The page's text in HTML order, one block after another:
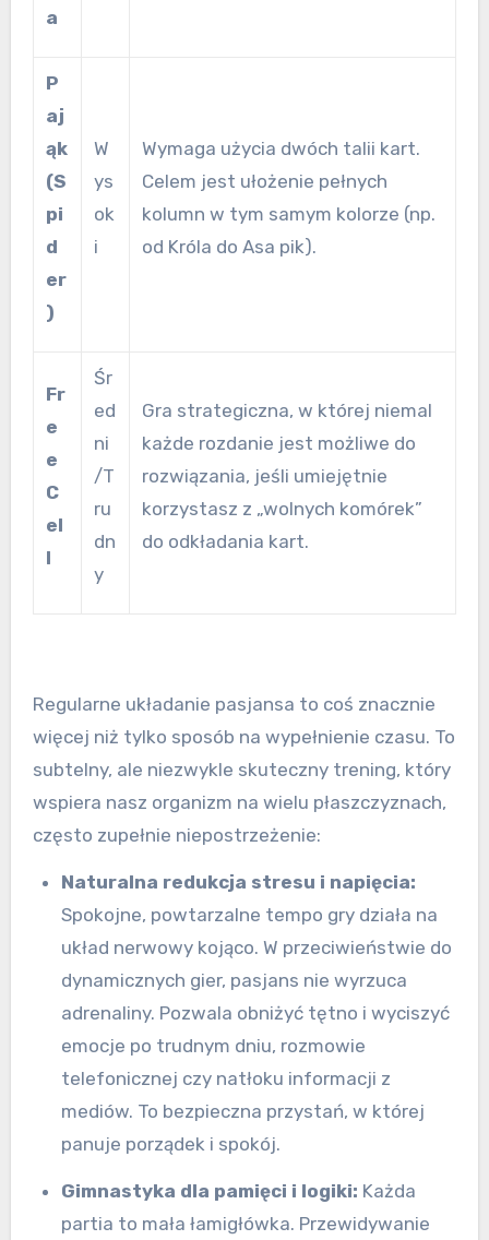
a
P
aj
ąk
(S
pi
d
er
)
W
ys
ok
i
Wymaga użycia dwóch talii kart.
Celem jest ułożenie pełnych
kolumn w tym samym kolorze (np.
od Króla do Asa pik).
Fr
e
e
C
el
l
Śr
ed
ni
/T
ru
dn
y
Gra strategiczna, w której niemal
każde rozdanie jest możliwe do
rozwiązania, jeśli umiejętnie
korzystasz z „wolnych komórek”
do odkładania kart.
Regularne układanie pasjansa to coś znacznie
więcej niż tylko sposób na wypełnienie czasu. To
subtelny, ale niezwykle skuteczny trening, który
wspiera nasz organizm na wielu płaszczyznach,
często zupełnie niepostrzeżenie:
Naturalna redukcja stresu i napięcia:
Spokojne, powtarzalne tempo gry działa na
układ nerwowy kojąco. W przeciwieństwie do
dynamicznych gier, pasjans nie wyrzuca
adrenaliny. Pozwala obniżyć tętno i wyciszyć
emocje po trudnym dniu, rozmowie
telefonicznej czy natłoku informacji z
mediów. To bezpieczna przystań, w której
panuje porządek i spokój.
Gimnastyka dla pamięci i logiki: Każda
partia to mała łamigłówka. Przewidywanie